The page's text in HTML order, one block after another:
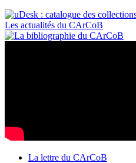
Les actualités du CArCoB
La lettre du CArCoB